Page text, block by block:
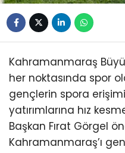
Kahramanmaraş
her noktasında spor
gençlerin spora
yatırımlarına hız
Başkan Fırat Görgel
Kahramanmaraş’ı